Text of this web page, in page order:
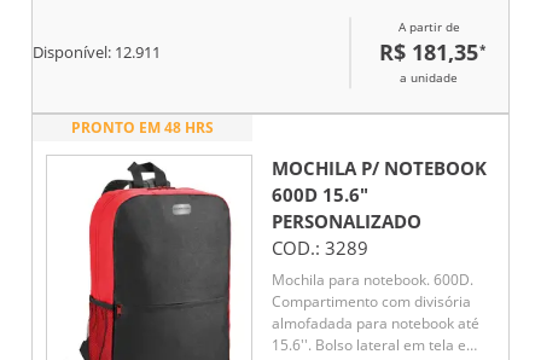
Disponível: 12.911
A partir de
R$ 181,35*
a unidade
PRONTO EM 48 HRS
MOCHILA P/ NOTEBOOK
600D 15.6"
PERSONALIZADO
COD.: 3289
Mochila para notebook. 600D.
Compartimento com divisória
almofadada para notebook até
15.6''. Bolso lateral em tela e